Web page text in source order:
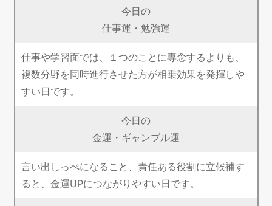
今日の
仕事運・勉強運
仕事や学習面では、１つのことに専念するよりも、
複数分野を同時進行させた方が相乗効果を発揮しや
すい日です。
今日の
金運・ギャンブル運
言い出しっぺになること、責任ある役割に立候補す
ると、金運UPにつながりやすい日です。